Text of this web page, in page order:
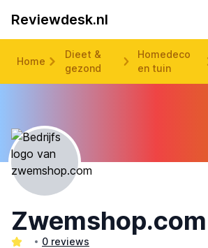
Reviewdesk.nl
Home
Dieet &
gezond
Homedeco
en tuin
Zwemshop.com
0 reviews